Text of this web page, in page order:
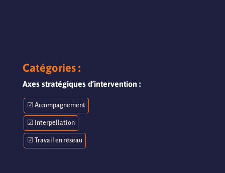
Catégories :
Axes stratégiques d’intervention :
☑ Accompagnement
☑ Interpellation
☑ Travail en réseau